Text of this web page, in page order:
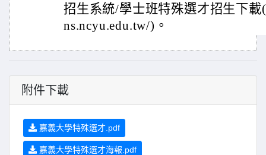
招生系統/學士班特殊選才招生下
ns.ncyu.edu.tw/)。
附件下載
嘉義大學特殊選才.pdf
嘉義大學特殊選才海報.pdf